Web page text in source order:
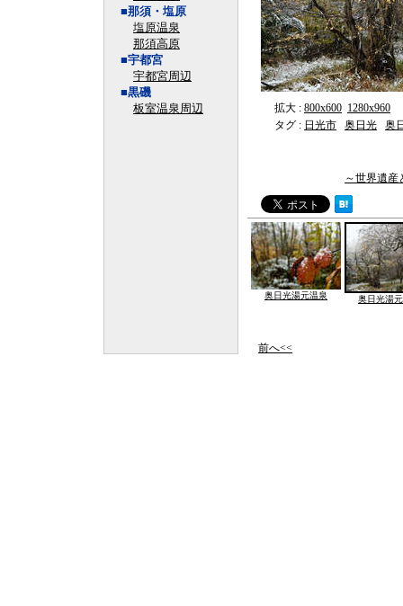
■那須・塩原
塩原温泉
那須高原
■宇都宮
宇都宮周辺
■黒磯
板室温泉周辺
拡大 : 800x600 1280x960
タグ : 日光市 奥日光 奥
～世界遺
奥日光湯元温泉 奥日光湯
前へ<<